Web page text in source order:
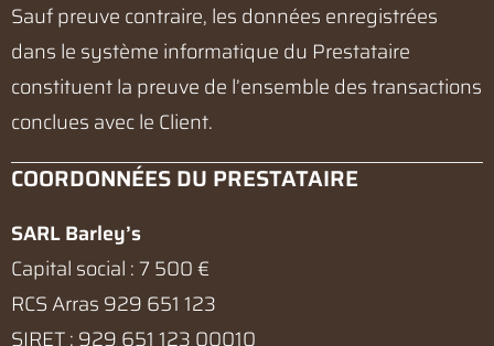
Sauf preuve contraire, les données enregistrées
dans le système informatique du Prestataire
constituent la preuve de l’ensemble des transactions
conclues avec le Client.
COORDONNÉES DU PRESTATAIRE
SARL Barley’s
Capital social : 7 500 €
RCS Arras 929 651 123
SIRET : 929 651 123 00010